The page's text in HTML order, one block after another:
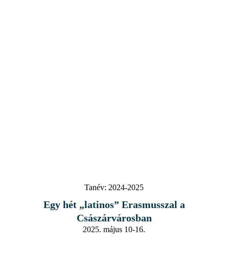
Tanév: 2024-2025
Egy hét „latinos” Erasmusszal a
Császárvárosban
2025. május 10-16.